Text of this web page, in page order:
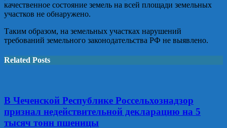
качественное состояние земель на всей площади земельных
участков не обнаружено.
Таким образом, на земельных участках нарушений
требований земельного законодательства РФ не выявлено.
Related Posts
В Чеченской Республике Россельхознадзор
признал недействительной декларацию на 5
тысяч тонн пшеницы